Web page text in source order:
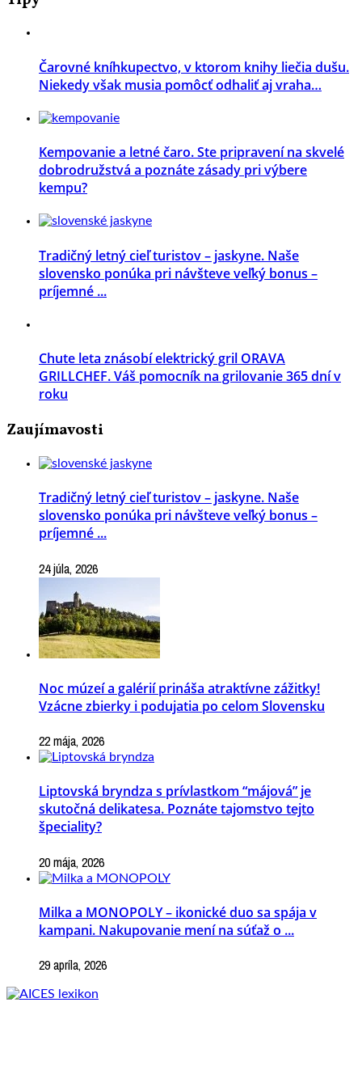
Čarovné kníhkupectvo, v ktorom knihy liečia dušu.
Niekedy však musia pomôcť odhaliť aj vraha…
Kempovanie a letné čaro. Ste pripravení na skvelé
dobrodružstvá a poznáte zásady pri výbere
kempu?
Tradičný letný cieľ turistov – jaskyne. Naše
slovensko ponúka pri návšteve veľký bonus –
príjemné ...
Chute leta znásobí elektrický gril ORAVA
GRILLCHEF. Váš pomocník na grilovanie 365 dní v
roku
Zaujímavosti
Tradičný letný cieľ turistov – jaskyne. Naše
slovensko ponúka pri návšteve veľký bonus –
príjemné ...
24 júla, 2026
Noc múzeí a galérií prináša atraktívne zážitky!
Vzácne zbierky i podujatia po celom Slovensku
22 mája, 2026
Liptovská bryndza s prívlastkom “májová” je
skutočná delikatesa. Poznáte tajomstvo tejto
špeciality?
20 mája, 2026
Milka a MONOPOLY – ikonické duo sa spája v
kampani. Nakupovanie mení na súťaž o ...
29 apríla, 2026